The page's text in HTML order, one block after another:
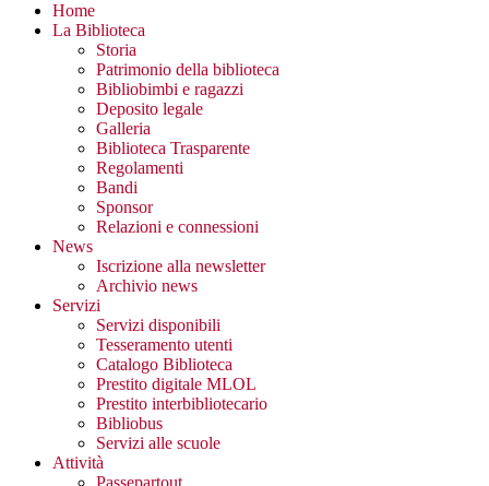
Home
La Biblioteca
Storia
Patrimonio della biblioteca
Bibliobimbi e ragazzi
Deposito legale
Galleria
Biblioteca Trasparente
Regolamenti
Bandi
Sponsor
Relazioni e connessioni
News
Iscrizione alla newsletter
Archivio news
Servizi
Servizi disponibili
Tesseramento utenti
Catalogo Biblioteca
Prestito digitale MLOL
Prestito interbibliotecario
Bibliobus
Servizi alle scuole
Attività
Passepartout